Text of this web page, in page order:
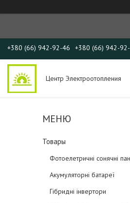
+380 (66) 942-92-46 +380 (66) 942-
Центр Электроотопления
Товары
Фотоелетричні cонячні
Акумуляторні батареї
Гібридні інвертори